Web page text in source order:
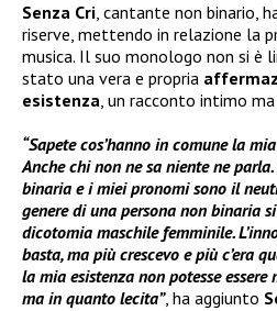
Senza Cri, cantante non binario,
riserve, mettendo in relazione la
musica. Il suo monologo non si è
stato una vera e propria
esistenza, un racconto intimo
“Sapete cos’hanno in comune la
Anche chi non ne sa niente ne
binaria e i miei pronomi sono il
genere di una persona non binaria
dicotomia maschile femminile.
basta, ma più crescevo e più c’era
la mia esistenza non potesse
ma in quanto lecita”, ha aggiunto